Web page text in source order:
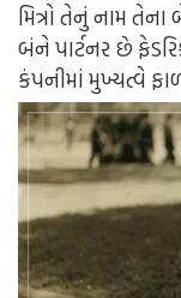
મિત્રોતેનુંનામતેના
બંનેપાર્ટનર છે
કંપનીમાંમુખ્યત્વે